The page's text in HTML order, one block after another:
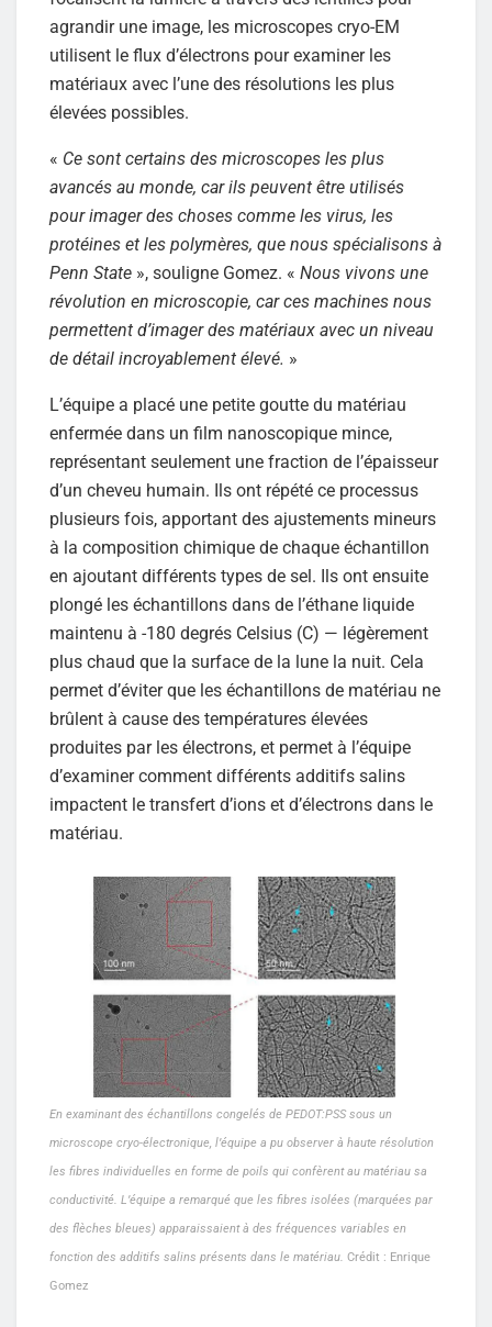
agrandir une image, les microscopes cryo-EM
utilisent le flux d’électrons pour examiner les
matériaux avec l’une des résolutions les plus
élevées possibles.
« Ce sont certains des microscopes les plus
avancés au monde, car ils peuvent être utilisés
pour imager des choses comme les virus, les
protéines et les polymères, que nous spécialisons à
Penn State », souligne Gomez. « Nous vivons une
révolution en microscopie, car ces machines nous
permettent d’imager des matériaux avec un niveau
de détail incroyablement élevé. »
L’équipe a placé une petite goutte du matériau
enfermée dans un film nanoscopique mince,
représentant seulement une fraction de l’épaisseur
d’un cheveu humain. Ils ont répété ce processus
plusieurs fois, apportant des ajustements mineurs
à la composition chimique de chaque échantillon
en ajoutant différents types de sel. Ils ont ensuite
plongé les échantillons dans de l’éthane liquide
maintenu à -180 degrés Celsius (C) — légèrement
plus chaud que la surface de la lune la nuit. Cela
permet d’éviter que les échantillons de matériau ne
brûlent à cause des températures élevées
produites par les électrons, et permet à l’équipe
d’examiner comment différents additifs salins
impactent le transfert d’ions et d’électrons dans le
matériau.
En examinant des échantillons congelés de PEDOT:PSS sous un
microscope cryo-électronique, l’équipe a pu observer à haute résolution
les fibres individuelles en forme de poils qui confèrent au matériau sa
conductivité. L’équipe a remarqué que les fibres isolées (marquées par
des flèches bleues) apparaissaient à des fréquences variables en
fonction des additifs salins présents dans le matériau. Crédit : Enrique
Gomez